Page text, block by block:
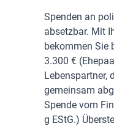
Spenden an
absetzbar. Mit
bekommen Sie
3.300 €
Lebenspartner,
gemeinsam
Spende vom
g EStG.)